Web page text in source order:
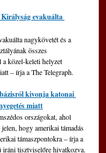
evakuálta
nagykövetét és a
összes
a közel-keleti helyzet
– írja a The Telegraph.
kivonja katonai
miatt
országokat, ahol
hogy amerikai támadás
támaszpontokra – írja a
iráni tisztviselőre hivatkozva.